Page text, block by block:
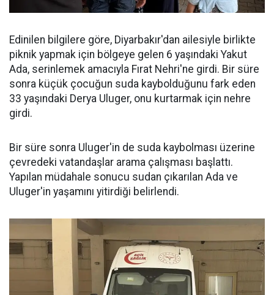
Edinilen bilgilere göre, Diyarbakır'dan ailesiyle birlikte
piknik yapmak için bölgeye gelen 6 yaşındaki Yakut
Ada, serinlemek amacıyla Fırat Nehri'ne girdi. Bir süre
sonra küçük çocuğun suda kaybolduğunu fark eden
33 yaşındaki Derya Uluger, onu kurtarmak için nehre
girdi.
Bir süre sonra Uluger'in de suda kaybolması üzerine
çevredeki vatandaşlar arama çalışması başlattı.
Yapılan müdahale sonucu sudan çıkarılan Ada ve
Uluger'in yaşamını yitirdiği belirlendi.